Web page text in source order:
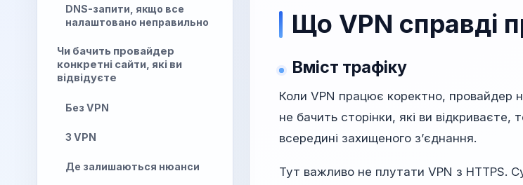
DNS-запити, якщо все
налаштовано неправильно
Чи бачить провайдер
конкретні сайти, які ви
відвідуєте
Без VPN
З VPN
Де залишаються нюанси
Що VPN справді
Вміст трафіку
Коли VPN працює коректно, провайдер
не бачить сторінки, які ви відкриваєте,
всередині захищеного з’єднання.
Тут важливо не плутати VPN з HTTPS.